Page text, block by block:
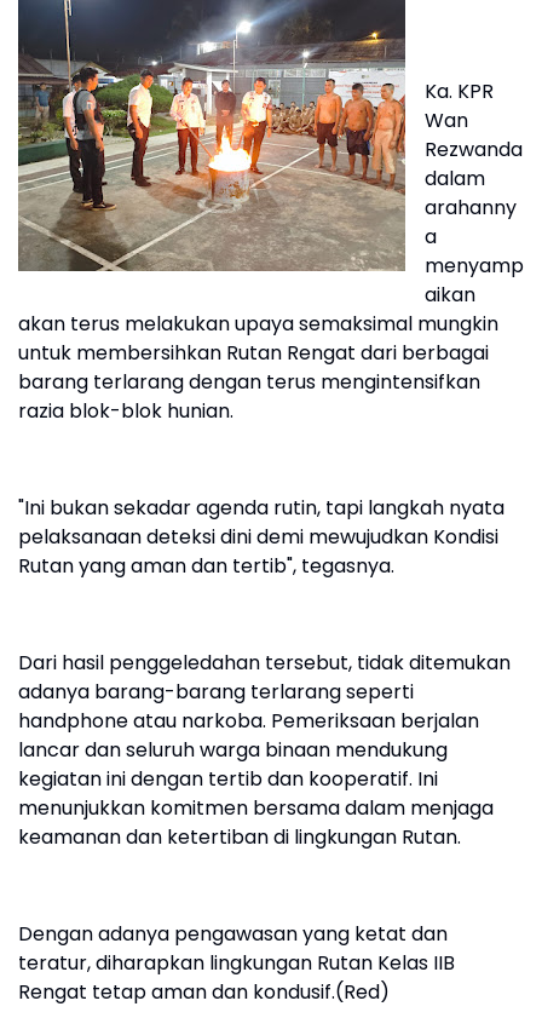
Ka. KPR
Wan
Rezwanda
dalam
arahanny
a
menyamp
aikan
akan terus melakukan upaya semaksimal mungkin
untuk membersihkan Rutan Rengat dari berbagai
barang terlarang dengan terus mengintensifkan
razia blok-blok hunian.
"Ini bukan sekadar agenda rutin, tapi langkah nyata
pelaksanaan deteksi dini demi mewujudkan Kondisi
Rutan yang aman dan tertib", tegasnya.
Dari hasil penggeledahan tersebut, tidak ditemukan
adanya barang-barang terlarang seperti
handphone atau narkoba. Pemeriksaan berjalan
lancar dan seluruh warga binaan mendukung
kegiatan ini dengan tertib dan kooperatif. Ini
menunjukkan komitmen bersama dalam menjaga
keamanan dan ketertiban di lingkungan Rutan.
Dengan adanya pengawasan yang ketat dan
teratur, diharapkan lingkungan Rutan Kelas IIB
Rengat tetap aman dan kondusif.(Red)